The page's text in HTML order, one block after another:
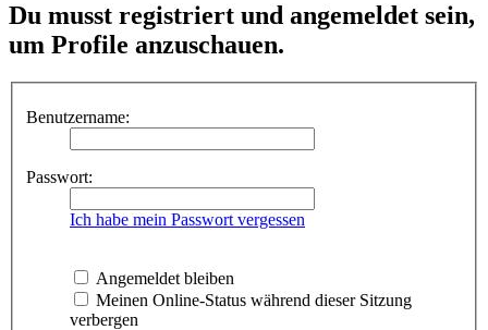
Du musst registriert und angemeldet sein,
um Profile anzuschauen.
Benutzername:
Passwort:
Ich habe mein Passwort vergessen
Angemeldet bleiben
Meinen Online-Status während dieser Sitzung
verbergen